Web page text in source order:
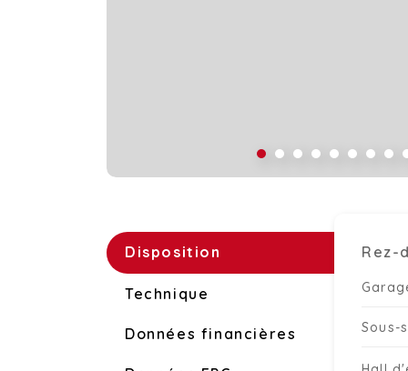
Disposition
Technique
Données financières
Rez-
Sous-